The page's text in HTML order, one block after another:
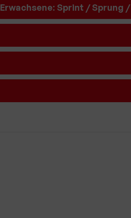
Erwachsene: Sprint / Sprung